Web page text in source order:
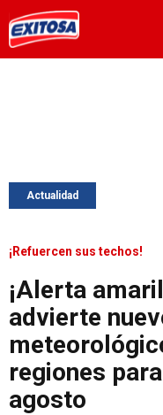
Actualidad
¡Refuercen sus techos!
¡Alerta
advierte
regiones
agosto